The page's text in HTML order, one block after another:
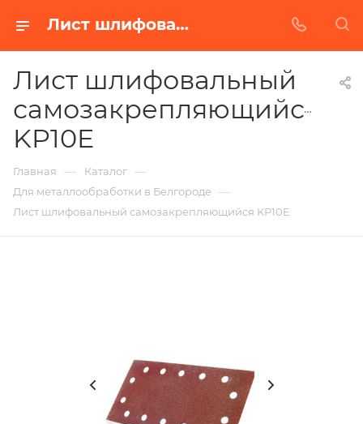
Лист шлифовальный самозакрепляющийся KP10E в Белгороде | Купить по недорогой цене от Абразивного Завода
Лист шлифовальный
самозакрепляющийся
KP10E
Главная — Каталог —
Для металлообработки в Белгороде —
Лист шлифовальный самозакрепляющийся KP10E